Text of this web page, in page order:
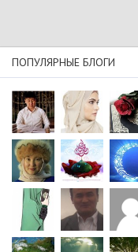
ПОПУЛЯРНЫЕ БЛОГИ